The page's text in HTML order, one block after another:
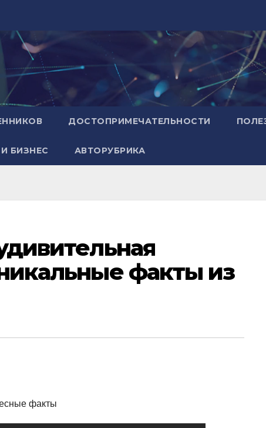
ДОСТОПРИМЕЧАТЕЛЬНОСТИ
БИЗНЕС АВТОРУБРИКА
факты из